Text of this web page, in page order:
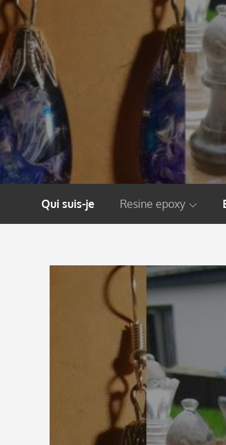
Skip
to
content
Qui suis-je Resine epoxy